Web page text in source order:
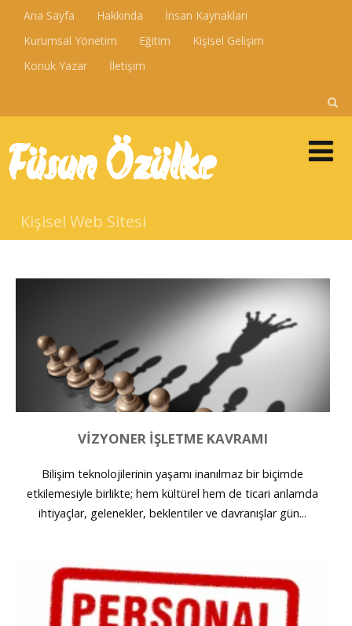
Ana Sayfa Hakkında
İnsan Kaynakları
Kurumsal Yönetim
Eğitim
Kişisel Gelişim
Konuk Yazar
İletişim
Füsun Özülke
Kişisel Web Sitesi
VIZYONER İŞLETME KAVRAMI
Bilişim teknolojilerinin yaşamı inanılmaz bir biçimde
etkilemesiyle birlikte; hem kültürel hem de ticari anlamda
ihtiyaçlar, gelenekler, beklentiler ve davranışlar gün...